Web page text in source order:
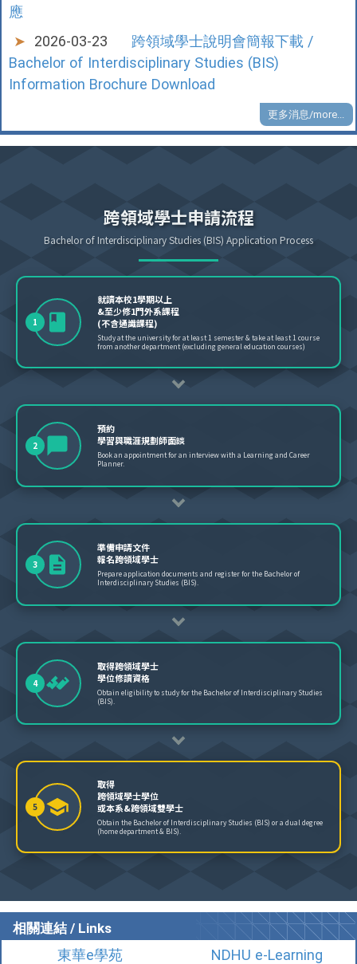
應
2026-03-23
跨領域學士說明會簡報下載 /
Bachelor of Interdisciplinary Studies (BIS)
Information Brochure Download
更多消息/more...
跨領域學士申請流程
Bachelor of Interdisciplinary Studies (BIS) Application Process
1
就讀本校1學期以上
&至少修1門外系課程
(不含通識課程)
Study at the university for at least 1 semester & take at least 1 course
from another department (excluding general education courses)
2
預約
學習與職涯規劃師面談
Book an appointment for an interview with a Learning and Career
Planner.
3
準備申請文件
報名跨領域學士
Prepare application documents and register for the Bachelor of
Interdisciplinary Studies (BIS).
4
取得跨領域學士
學位修讀資格
Obtain eligibility to study for the Bachelor of Interdisciplinary Studies
(BIS).
5
取得
跨領域學士學位
或本系&跨領域雙學士
Obtain the Bachelor of Interdisciplinary Studies (BIS) or a dual degree
(home department & BIS).
相關連結 / Links
東華e學苑 NDHU e-Learning